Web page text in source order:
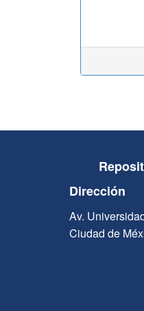
Dirección
Av.
Ciudad de